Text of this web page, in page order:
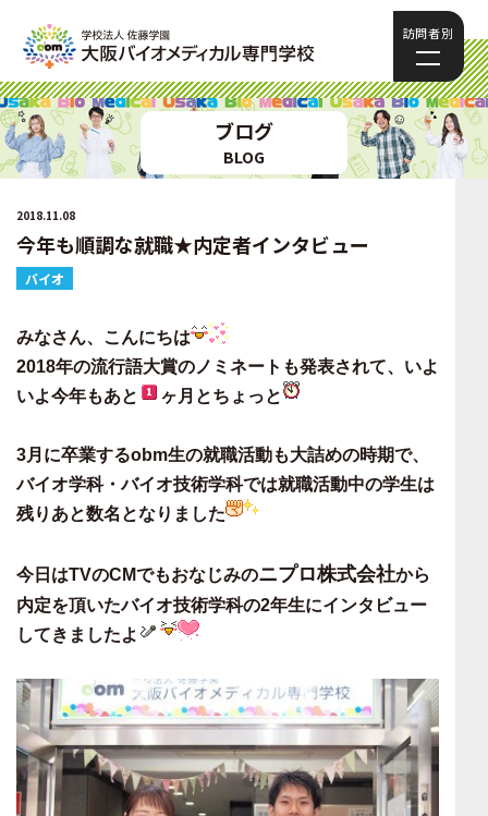
訪問者別
ブログ
BLOG
2018.11.08
今年も順調な就職★内定者インタビュー
バイオ
みなさん、こんにちは
2018年の流行語大賞のノミネートも発表されて、いよ
いよ今年もあと
ヶ月とちょっと
3月に卒業するobm生の就職活動も大詰めの時期で、
バイオ学科・バイオ技術学科では就職活動中の学生は
残りあと数名 となりました
今日はTVのCMでもおなじみのニプロ株式会社から
内定を頂いたバイオ技術学科の2年生にインタビュー
してきましたよ